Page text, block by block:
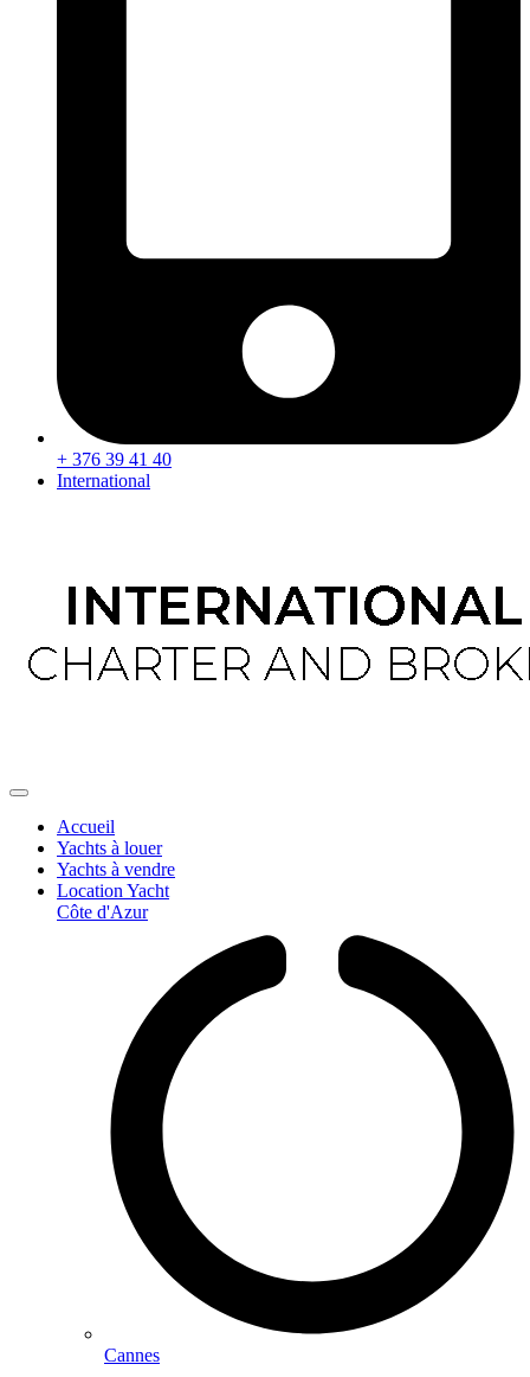
+ 376 39 41 40
International
Accueil
Yachts à louer
Yachts à vendre
Location Yacht
Côte d'Azur
Cannes